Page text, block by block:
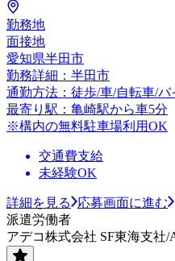
勤務地
面接地
愛知県半田市
勤務詳細：半田市
通勤方法：徒歩/車/自転車/バ
最寄り駅：亀崎駅から車5分
※構内の無料駐車場利用OK
交通費支給
未経験OK
詳細を見る
応募画面に進む
派遣労働者
アデコ株式会社 SF東海支社/